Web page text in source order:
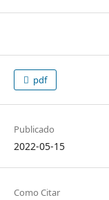
pdf
Publicado
2022-05-15
Como Citar